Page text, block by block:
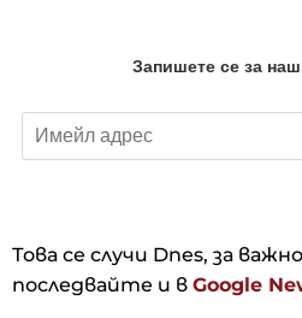
Това се случи Dnes, за
последвайте и в Google